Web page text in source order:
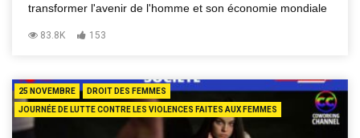
transformer l'avenir de l'homme et son économie mondiale
83.8K 153
25 NOVEMBRE DROIT DES FEMMES
JOURNÉE DE LUTTE CONTRE LES VIOLENCES FAITES AUX FEMMES